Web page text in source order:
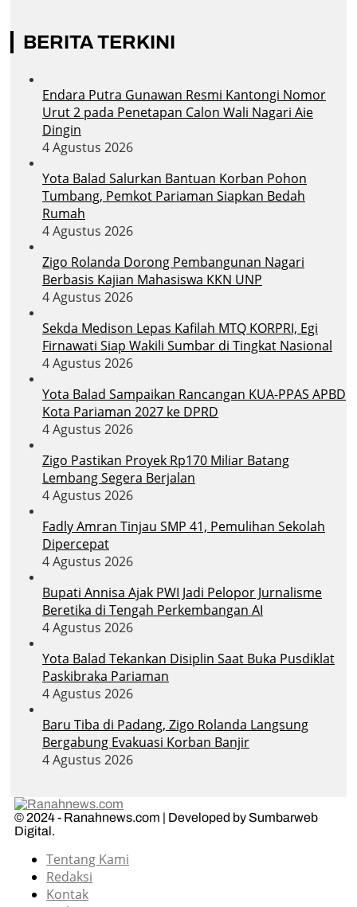
BERITA TERKINI
Endara Putra Gunawan Resmi Kantongi Nomor
Urut 2 pada Penetapan Calon Wali Nagari Aie
Dingin
4 Agustus 2026
Yota Balad Salurkan Bantuan Korban Pohon
Tumbang, Pemkot Pariaman Siapkan Bedah
Rumah
4 Agustus 2026
Zigo Rolanda Dorong Pembangunan Nagari
Berbasis Kajian Mahasiswa KKN UNP
4 Agustus 2026
Sekda Medison Lepas Kafilah MTQ KORPRI, Egi
Firnawati Siap Wakili Sumbar di Tingkat Nasional
4 Agustus 2026
Yota Balad Sampaikan Rancangan KUA-PPAS APBD
Kota Pariaman 2027 ke DPRD
4 Agustus 2026
Zigo Pastikan Proyek Rp170 Miliar Batang
Lembang Segera Berjalan
4 Agustus 2026
Fadly Amran Tinjau SMP 41, Pemulihan Sekolah
Dipercepat
4 Agustus 2026
Bupati Annisa Ajak PWI Jadi Pelopor Jurnalisme
Beretika di Tengah Perkembangan AI
4 Agustus 2026
Yota Balad Tekankan Disiplin Saat Buka Pusdiklat
Paskibraka Pariaman
4 Agustus 2026
Baru Tiba di Padang, Zigo Rolanda Langsung
Bergabung Evakuasi Korban Banjir
4 Agustus 2026
© 2024 - Ranahnews.com | Developed by Sumbarweb
Digital.
Tentang Kami
Redaksi
Kontak